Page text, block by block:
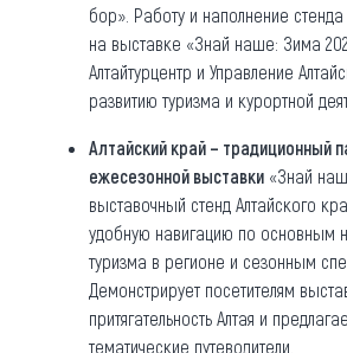
бор». Работу и наполнение стенда
на выставке «Знай наше: Зима
Алтайтурцентр и Управление
развитию туризма и курортной
Алтайский край – традиционный
ежесезонной выставки «Знай
выставочный стенд Алтайского
удобную навигацию по основным
туризма в регионе и сезонным
Демонстрирует посетителям
притягательность Алтая и
тематические путеводители.